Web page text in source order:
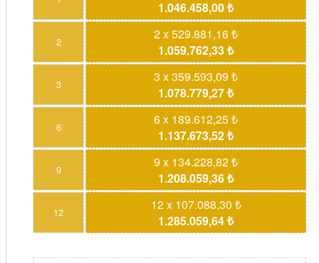
1.046.458,00 ₺
2
2 x 529.881,16 ₺
1.059.762,33 ₺
3
3 x 359.593,09 ₺
1.078.779,27 ₺
6
6 x 189.612,25 ₺
1.137.673,52 ₺
9
9 x 134.228,82 ₺
1.208.059,36 ₺
12
12 x 107.088,30 ₺
1.285.059,64 ₺